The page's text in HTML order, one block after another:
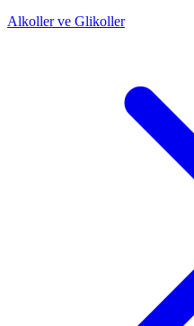
Alkoller ve Glikoller